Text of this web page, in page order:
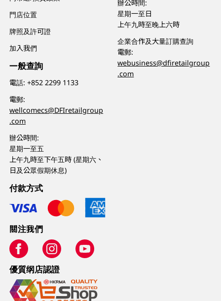
門店位置
牌照及許可證
加入我們
一般查詢
電話:+852 2299 1133
電郵:
wellcomecs@DFIretailgroup
.com
辦公時間:
星期一至五
上午九時至下午五時 (星期六、
日及公眾假期休息)
辦公時間:
星期一至日
上午九時至晚上六時
企業合作及大量訂購查詢
電郵:
webusiness@dfiretailgroup
.com
付款方式
關注我們
優質纲店認證